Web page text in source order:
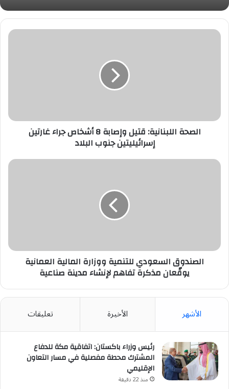
الصحة
إسرائيليتين
الصحة اللبنانية: قتيل وإصابة 8 أشخاص جراء غارتين
إسرائيليتين جنوب البلاد
الصندوق
تفاهم
الصندوق السعودي للتنمية ووزارة المالية العمانية
يوقّعان مذكرة تفاهم لإنشاء مدينة صناعية
الأشهر الأخيرة تعليقات
رئيس وزراء باكستان: اتفاقية مكة للدفاع
المشترك محطة مفصلية في مسار التعاون
الإقليمي
منذ 22 دقيقة